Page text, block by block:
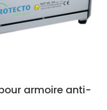
armoire anti-